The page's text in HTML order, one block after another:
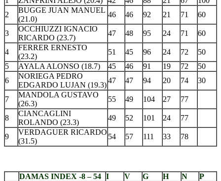
2
BUGGE JUAN MANUEL
(21.0)
46 46 92 21 71 60
3
OCCHIUZZI IGNACIO
RICARDO (23.7)
47 48 95 24 71 60
4
FERRER ERNESTO
(23.2)
51 45 96 24 72
50
5
AYALA ALONSO (18.7) 45 46 91 19 72
50
6
NORIEGA PEDRO
EDGARDO LUJAN (19.3)
47 47 94 20 74 30
7
MANDOLA GUSTAVO
(26.3)
55 49 104 27 77
8
CIANCAGLINI
ROLANDO (23.3)
49 52 101 24 77
9
VERDAGUER RICARDO
(31.5)
54 57 111 33 78
DAMAS INDEX -8 – 54 I V G H N
P